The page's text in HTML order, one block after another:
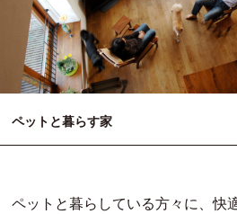
ペットと暮らす家
ペットと暮らしている方々に、快